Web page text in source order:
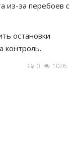
из-за перебоев с
остановки
контроль.
0 1026